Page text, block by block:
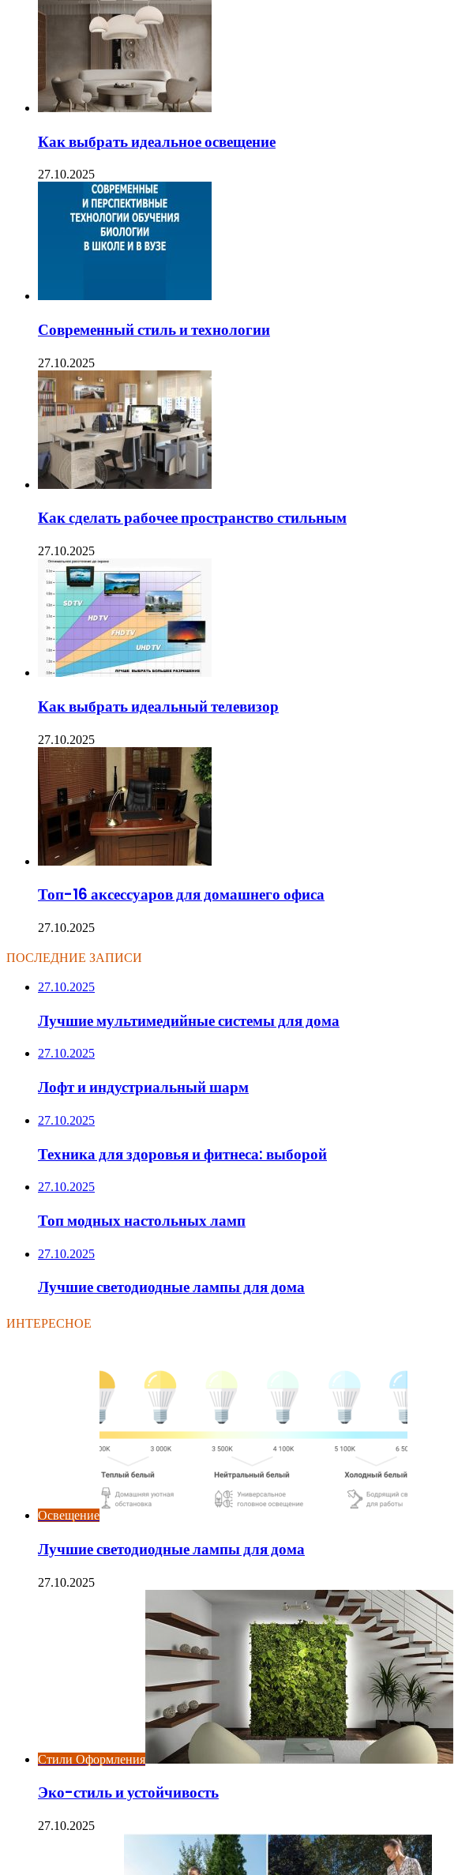
Как выбрать идеальное освещение
27.10.2025
Современный стиль и технологии
27.10.2025
Как сделать рабочее пространство стильным
27.10.2025
Как выбрать идеальный телевизор
27.10.2025
Топ-16 аксессуаров для домашнего офиса
27.10.2025
ПОСЛЕДНИЕ ЗАПИСИ
27.10.2025
Лучшие мультимедийные системы для дома
27.10.2025
Лофт и индустриальный шарм
27.10.2025
Техника для здоровья и фитнеса: выборой
27.10.2025
Топ модных настольных ламп
27.10.2025
Лучшие светодиодные лампы для дома
ИНТЕРЕСНОЕ
Освещение
Лучшие светодиодные лампы для дома
27.10.2025
Стили Оформления
Эко-стиль и устойчивость
27.10.2025